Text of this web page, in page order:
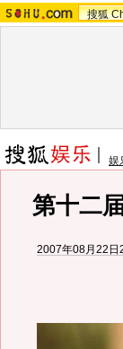
搜狐
娱
第十二
2007年08月22日